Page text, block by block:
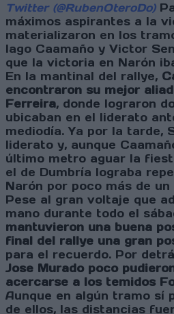
Twitter (@RubenOteroDo)
máximos aspirantes a la
materializaron en los
Iago Caamaño y Victor
que la victoria en Narón
En la mantinal del rallye,
encontraron su mejor
Ferreira, donde lograron
ubicaban en el liderato
mediodía. Ya por la tarde,
liderato y, aunque
último metro aguar la
el de Dumbría lograba
Narón por poco más de un
Pese al gran voltaje que
mano durante todo el
mantuvieron una buena
final del rallye una gran
para el recuerdo. Por
Jose Murado poco
acercarse a los temidos
Aunque en algún tramo sí
de ellos, las distancias